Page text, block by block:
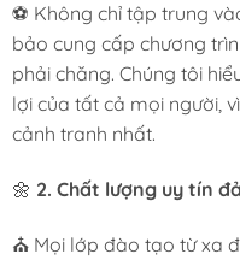
⚽ Không chỉ tập trung
bảo cung cấp chương
phải chăng. Chúng tôi
lợi của tất cả mọi người,
cảnh tranh nhất.
🌼 2. Chất lượng uy tín
⛪ Mọi lớp đào tạo từ xa